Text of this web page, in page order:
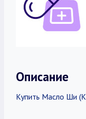
Описание
Купить Масло Ши